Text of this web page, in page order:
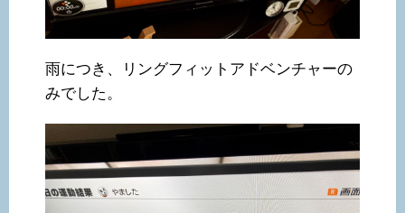
雨につき、リングフィットアドベンチャーの
みでした。